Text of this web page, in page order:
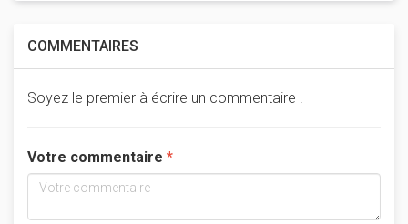
COMMENTAIRES
Soyez le premier à écrire un commentaire !
Votre commentaire